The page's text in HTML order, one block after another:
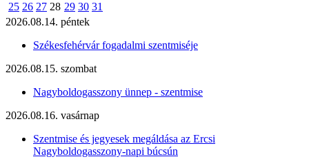
25 26 27 28 29 30 31
2026.08.14. péntek
Székesfehérvár fogadalmi szentmiséje
2026.08.15. szombat
Nagyboldogasszony ünnep - szentmise
2026.08.16. vasárnap
Szentmise és jegyesek megáldása az Ercsi
Nagyboldogasszony-napi búcsún